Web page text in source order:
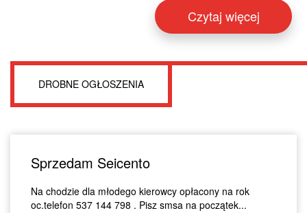
Czytaj więcej
DROBNE OGŁOSZENIA
Sprzedam Seicento
Na chodzie dla młodego kierowcy opłacony na rok
oc.telefon 537 144 798 . Pisz smsa na początek...